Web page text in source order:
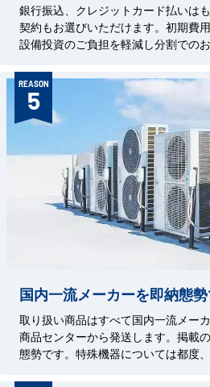
銀行振込、クレジットカード払いは
契約もお選びいただけます。初期費
設備投資のご負担を軽減し分割での
REASON
5
国内一流メーカーを即納態
取り扱い商品はすべて国内一流メー
商品センターから発送します。掲載
態勢です。特殊機器については都度